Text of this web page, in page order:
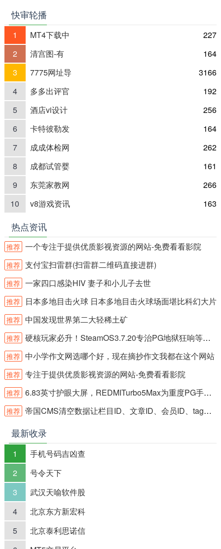
快审轮播
1 MT4下载中
227
2
清宫图-有
164
3
7775网址导
3166
4
多多出评官
192
5
酒店vi设计
256
6
卡特彼勒发
164
7
成成体检网
262
8
成都试管婴
161
9
东莞家教网
266
10
v8游戏资讯 163
热点资讯
推荐 一个专注于提供优质影视资源的网站-免费看看影院
推荐 支付宝扫雷群(扫雷群二维码直接进群)
推荐 一家四口感染HIV 妻子和小儿子去世
推荐 日本多地目击火球 日本多地目击火球场面堪比科幻大片
推荐 中国发现世界第二大轻稀土矿
推荐 硬核玩家必升！SteamOS3.7.20专治PG地狱狂响等高需求游戏掉帧
推荐 中小学作文网选哪个好，现在摘抄作文我都在这个网站
推荐 专注于提供优质影视资源的网站-免费看看影院
推荐 6.83英寸护眼大屏，REDMITurbo5Max为重度PG手游玩家而生
推荐 帝国CMS清空数据让栏目ID、文章ID、会员ID、tag标签ID从1开始
最新收录
1
手机号码吉凶查
2
号令天下
3
武汉天喻软件股
4
北京东方新宏科
5
北京泰利思诺信